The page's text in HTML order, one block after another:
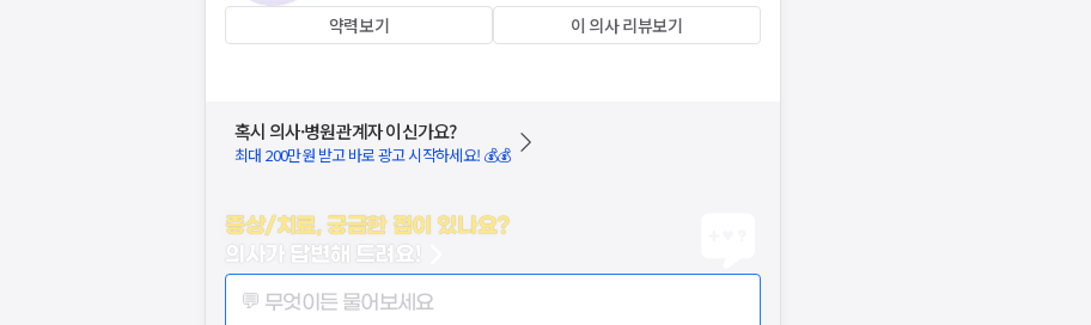
약력보기 이 의사 리뷰보기
혹시 의사·병원관계자 이신가요?
최대 200만원 받고 바로 광고 시작하세요! 💰💰
증상/치료, 궁금한 점이 있나요?
의사가 답변해 드려요!
💬 무엇이든 물어보세요